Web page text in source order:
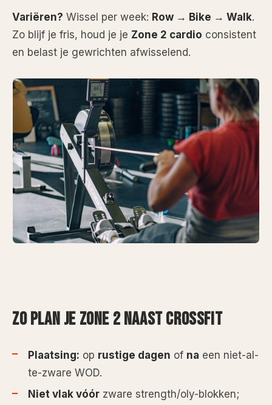
Variëren? Wissel per week: Row → Bike → Walk.
Zo blijf je fris, houd je je Zone 2 cardio consistent
en belast je gewrichten afwisselend.
ZO PLAN JE ZONE 2 NAAST CROSSFIT
Plaatsing: op rustige dagen of na een niet-al-
te-zware WOD.
Niet vlak vóórzware strength/oly-blokken;